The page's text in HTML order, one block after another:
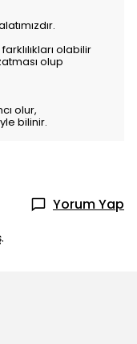
olabilir
olup
olur,
bilinir.
Yorum Yap